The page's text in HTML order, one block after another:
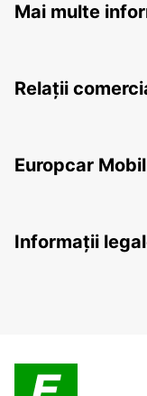
Mai multe
Relații
Europcar
Informații